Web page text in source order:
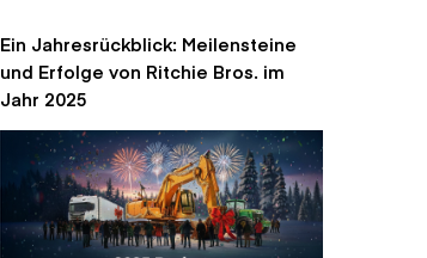
Ein Jahresrückblick: Meilensteine
und Erfolge von Ritchie Bros. im
Jahr 2025